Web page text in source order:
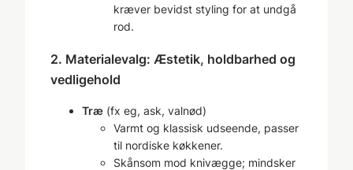
kræver bevidst styling for at undgå
rod.
2. Materialevalg: Æstetik, holdbarhed og
vedligehold
Træ (fx eg, ask, valnød)
Varmt og klassisk udseende, passer
til nordiske køkkener.
Skånsom mod knivægge; mindsker